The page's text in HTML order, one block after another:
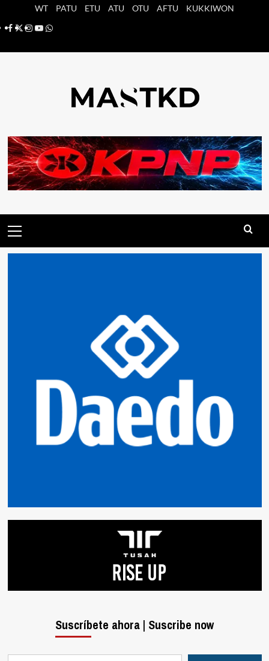
WT PATU ETU ATU OTU AFTU
KUKKIWON
Facebook
X Instagram
YouTube
Whatsapp
principal
Suscríbete ahora | Suscribe now
Escribe tu correo electrónico…